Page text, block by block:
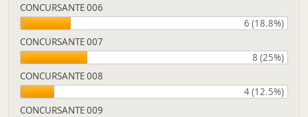
CONCURSANTE 006
6 (18.8%)
CONCURSANTE 007
8 (25%)
CONCURSANTE 008
4 (12.5%)
CONCURSANTE 009